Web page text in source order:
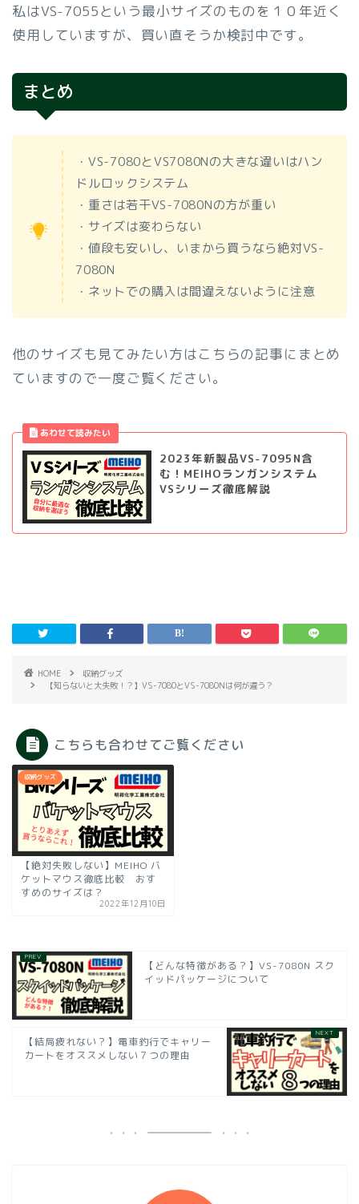
私はVS-7055という最小サイズのものを１０年近く
使用していますが、買い直そうか検討中です。
まとめ
・VS-7080とVS7080Nの大きな違いはハン
ドルロックシステム
・重さは若干VS-7080Nの方が重い
・サイズは変わらない
・値段も安いし、いまから買うなら絶対VS-
7080N
・ネットでの購入は間違えないように注意
他のサイズも見てみたい方はこちらの記事にまとめ
ていますので一度ご覧ください。
2023年新製品VS-7095N含
む！MEIHOランガンシステム
VSシリーズ徹底解説
HOME
収納グッズ
【知らないと大失敗！？】VS-7080とVS-7080Nは何が違う？
こちらも合わせてご覧ください
収納グッズ
【絶対失敗しない】MEIHO バ
ケットマウス徹底比較 おす
すめのサイズは？
2022年12月10日
【どんな特徴がある？】VS-7080N スク
イッドパッケージについて
【結局疲れない？】電車釣行でキャリー
カートをオススメしない７つの理由